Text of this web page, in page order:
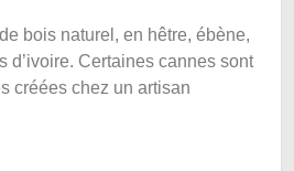
bois naturel, en hêtre, ébène,
d’ivoire. Certaines cannes sont
créées chez un artisan